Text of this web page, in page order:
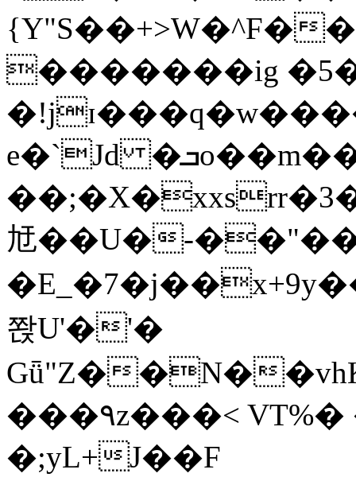
{Y"S��+>W�^F�
�������ig
e�`Jd �ܒo��m��1��d|
㝼��U�-
쫝U'�'�
Gǖ"Z��N�
���٩z���< VT%� �}z�XEu�<ं�Q!
�;yL+J��F